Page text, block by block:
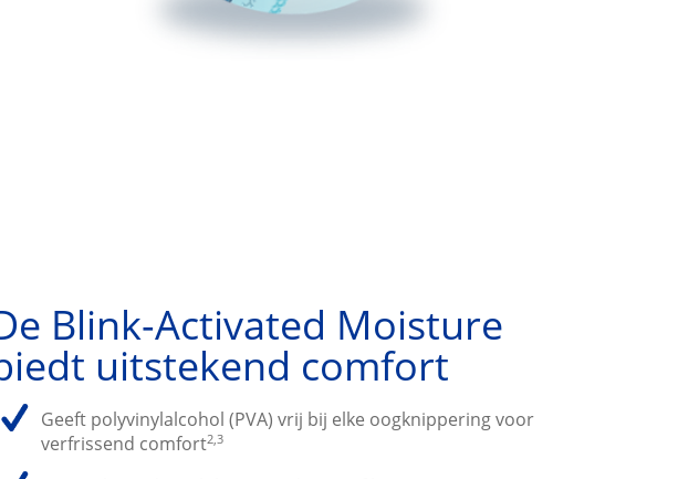
Blink-Activated Moisture
uitstekend comfort
Geeft polyvinylalcohol (PVA) vrij bij elke oogknippering voor
verfrissend comfort2,3